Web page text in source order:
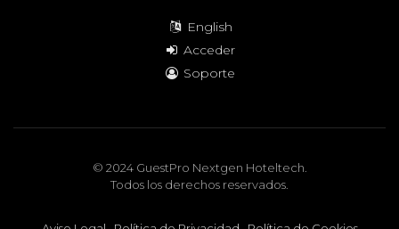
English
Acceder
Soporte
© 2024 GuestPro Nextgen Hoteltech.
Todos los derechos reservados.